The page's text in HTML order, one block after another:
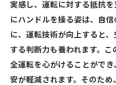
実感し、運転に対する抵抗
にハンドルを操る姿は、自
に、運転技術が向上すると
する判断力も養われます。
全運転を心がけることがで
安が軽減されます。そのため